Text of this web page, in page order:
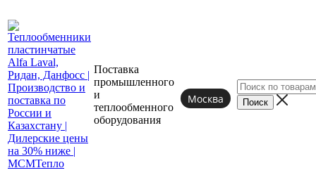
Поставка
промышленного
и
теплообменного
оборудования
Москва